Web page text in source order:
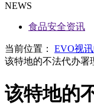
NEWS
食品安全资讯
当前位置： EVO视
该特地的不法代办署
该特地的